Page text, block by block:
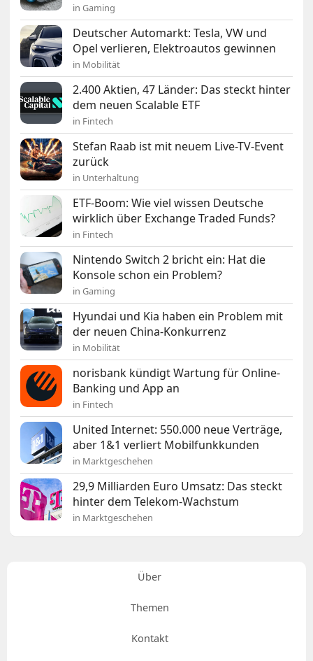
in Gaming
Deutscher Automarkt: Tesla, VW und
Opel verlieren, Elektroautos gewinnen
in Mobilität
2.400 Aktien, 47 Länder: Das steckt hinter
dem neuen Scalable ETF
in Fintech
Stefan Raab ist mit neuem Live-TV-Event
zurück
in Unterhaltung
ETF-Boom: Wie viel wissen Deutsche
wirklich über Exchange Traded Funds?
in Fintech
Nintendo Switch 2 bricht ein: Hat die
Konsole schon ein Problem?
in Gaming
Hyundai und Kia haben ein Problem mit
der neuen China-Konkurrenz
in Mobilität
norisbank kündigt Wartung für Online-
Banking und App an
in Fintech
United Internet: 550.000 neue Verträge,
aber 1&1 verliert Mobilfunkkunden
in Marktgeschehen
29,9 Milliarden Euro Umsatz: Das steckt
hinter dem Telekom-Wachstum
in Marktgeschehen
Über
Themen
Kontakt